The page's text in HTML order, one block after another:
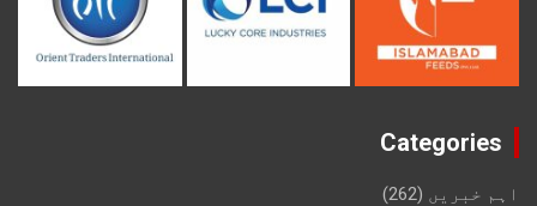
Categories
اہم خبریں (262)